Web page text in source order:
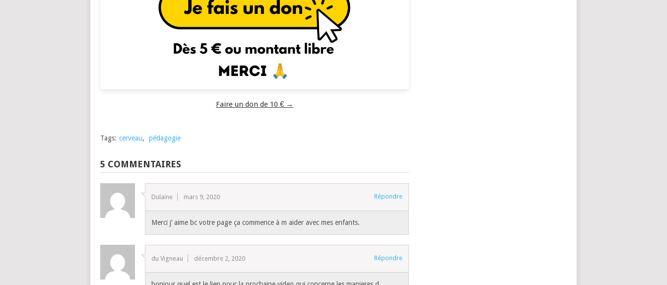
Faire un don de 10 € →
Tags: cerveau, pédagogie
5 COMMENTAIRES
Dulaine mars 9, 2020 Répondre
Merci j’ aime bc votre page ça commence à m aider avec mes enfants.
du Vigneau décembre 2, 2020 Répondre